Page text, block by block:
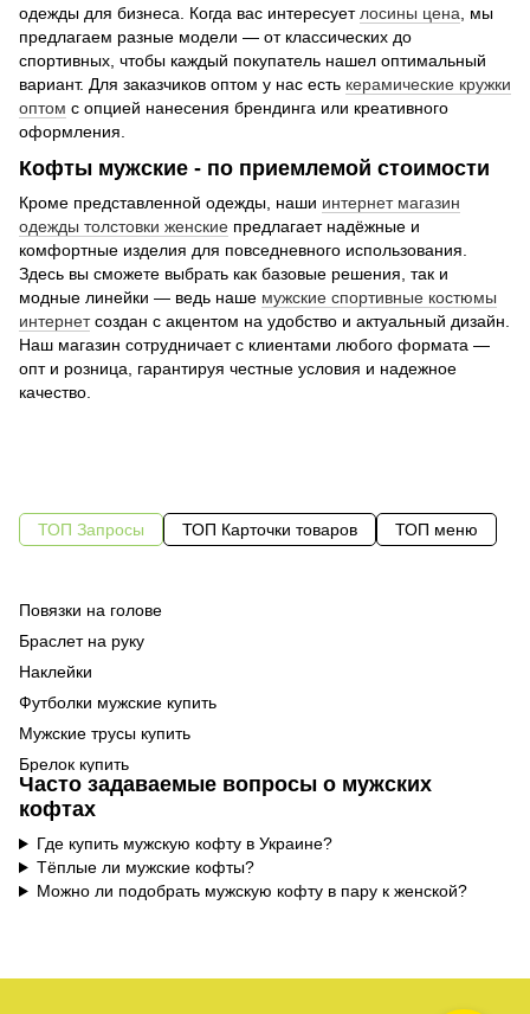
одежды для бизнеса. Когда вас интересует лосины цена , мы
предлагаем разные модели — от классических до
спортивных, чтобы каждый покупатель нашел оптимальный
вариант. Для заказчиков оптом у нас есть керамические кружки
оптом с опцией нанесения брендинга или креативного
оформления.
Кофты мужские - по приемлемой стоимости
Кроме представленной одежды, наши интернет магазин
одежды толстовки женские предлагает надёжные и
комфортные изделия для повседневного использования.
Здесь вы сможете выбрать как базовые решения, так и
модные линейки — ведь наше мужские спортивные костюмы
интернетсоздан с акцентом на удобство и актуальный дизайн.
Наш магазин сотрудничает с клиентами любого формата —
опт и розница, гарантируя честные условия и надежное
качество.
ТОП Запросы ТОП Карточки товаров ТОП меню
Повязки на голове
Браслет на руку
Наклейки
Футболки мужские купить
Мужские трусы купить
Брелок купить
Мужские худи купить
Сувенирный магнит
Женские лосины киев
Женские толстовки купить
Купить женское платье
Часто задаваемые вопросы о мужских
кофтах
Где купить мужскую кофту в Украине?
Тёплые ли мужские кофты?
Можно ли подобрать мужскую кофту в пару к женской?